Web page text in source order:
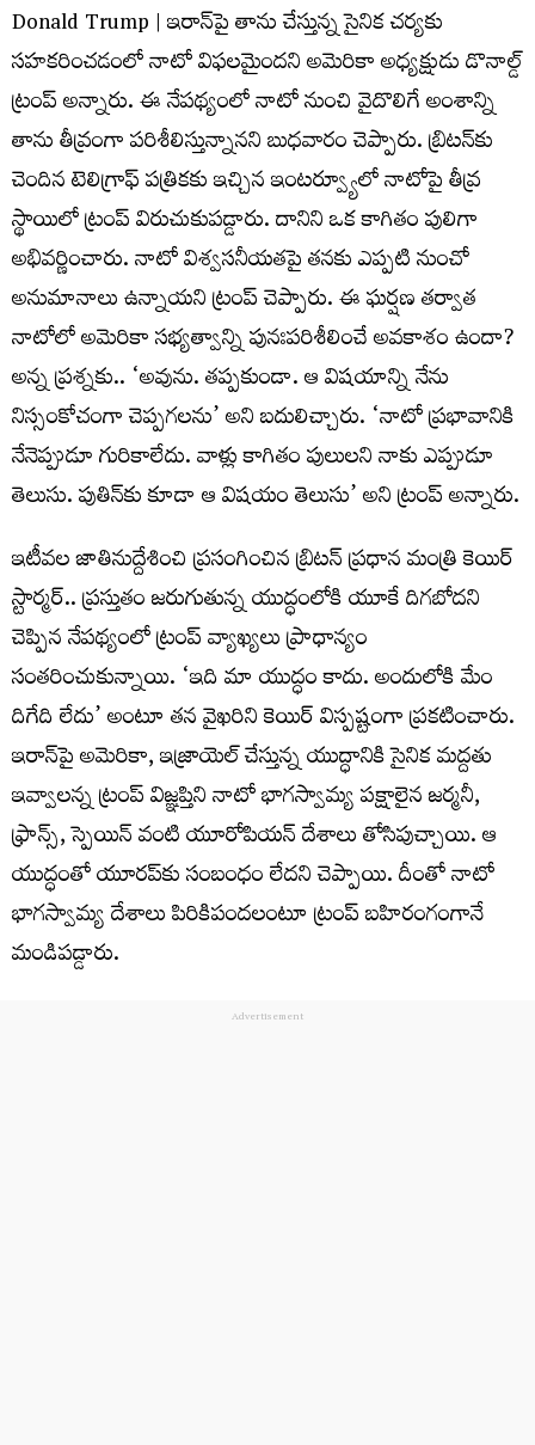
Donald Trump | ఇరాన్‌పై తాను చేస్తున్న సైనిక చర్యకు
సహకరించడంలో నాటో విఫలమైందని అమెరికా అధ్యక్షుడు డొనాల్డ్‌
ట్రంప్‌ అన్నారు. ఈ నేపథ్యంలో నాటో నుంచి వైదొలిగే అంశాన్ని
తాను తీవ్రంగా పరిశీలిస్తున్నానని బుధవారం చెప్పారు. బ్రిటన్‌కు
చెందిన టెలిగ్రాఫ్‌ పత్రికకు ఇచ్చిన ఇంటర్వ్యూలో నాటోపై తీవ్ర
స్థాయిలో ట్రంప్‌ విరుచుకుపడ్డారు. దానిని ఒక కాగితం పులిగా
అభివర్ణించారు. నాటో విశ్వసనీయతపై తనకు ఎప్పటి నుంచో
అనుమానాలు ఉన్నాయని ట్రంప్‌ చెప్పారు. ఈ ఘర్షణ తర్వాత
నాటోలో అమెరికా సభ్యత్వాన్ని పునఃపరిశీలించే అవకాశం ఉందా?
అన్న ప్రశ్నకు.. ‘అవును. తప్పకుండా. ఆ విషయాన్ని నేను
నిస్సంకోచంగా చెప్పగలను’ అని బదులిచ్చారు. ‘నాటో ప్రభావానికి
నేనెప్పుడూ గురికాలేదు. వాళ్లు కాగితం పులులని నాకు ఎప్పుడూ
తెలుసు. పుతిన్‌కు కూడా ఆ విషయం తెలుసు’ అని ట్రంప్‌ అన్నారు.
ఇటీవల జాతినుద్దేశించి ప్రసంగించిన బ్రిటన్‌ ప్రధాన మంత్రి కెయిర్‌
స్టార్మర్‌.. ప్రస్తుతం జరుగుతున్న యుద్ధంలోకి యూకే దిగబోదని
చెప్పిన నేపథ్యంలో ట్రంప్‌ వ్యాఖ్యలు ప్రాధాన్యం
సంతరించుకున్నాయి. ‘ఇది మా యుద్ధం కాదు. అందులోకి మేం
దిగేది లేదు’ అంటూ తన వైఖరిని కెయిర్‌ విస్పష్టంగా ప్రకటించారు.
ఇరాన్‌పై అమెరికా, ఇజ్రాయెల్‌ చేస్తున్న యుద్ధానికి సైనిక మద్దతు
ఇవ్వాలన్న ట్రంప్‌ విజ్ఞప్తిని నాటో భాగస్వామ్య పక్షాలైన జర్మనీ,
ఫ్రాన్స్‌, స్పెయిన్‌ వంటి యూరోపియన్‌ దేశాలు తోసిపుచ్చాయి. ఆ
యుద్ధంతో యూరప్‌కు సంబంధం లేదని చెప్పాయి. దీంతో నాటో
భాగస్వామ్య దేశాలు పిరికిపందలంటూ ట్రంప్‌ బహిరంగంగానే
మండిపడ్డారు.